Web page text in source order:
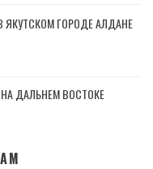
ЯКУТСКОМ ГОРОДЕ АЛДАНЕ
ДАЛЬНЕМ ВОСТОКЕ